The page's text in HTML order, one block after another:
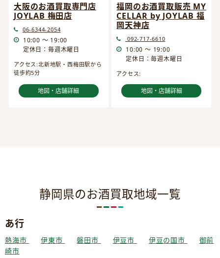
大阪のお酒買取専門店
JOYLAB 梅田店
06-6344-2054
10:00 ～ 19:00
定休日：毎週木曜日
アクセス:北新地駅・西梅田駅から
徒歩約5分
地図・店舗詳細
福岡のお酒買取販売 MY
CELLAR by JOYLAB 福
岡天神店
092-717-6610
10:00 ～ 19:00
定休日：毎週木曜日
アクセス:
地図・店舗詳細
静岡県のお酒買取地域一覧
あ行
熱海市 伊東市 磐田市 伊豆市 伊豆の国市
御前
崎市